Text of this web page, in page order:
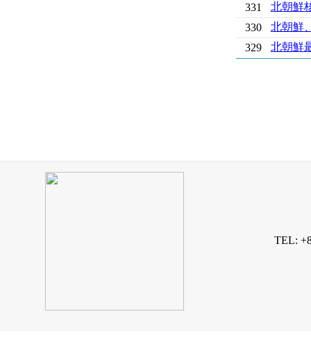
331
北朝鮮
330
北朝鮮
329
北朝鮮
TEL: